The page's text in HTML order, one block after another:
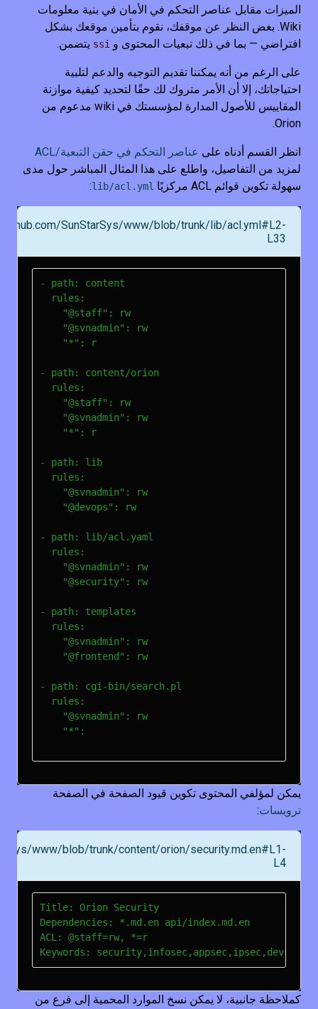
الميزات مقابل عناصر التحكم في الأمان في بنية معلومات
Wiki. بغض النظر عن موقفك، نقوم بتأمين موقعك بشكل
افتراضي — بما في ذلك تبعيات المحتوى و ssi يتضمن.
على الرغم من أنه يمكننا تقديم التوجيه والدعم لتلبية
احتياجاتك، إلا أن الأمر متروك لك حقًا لتحديد كيفية موازنة
المقاييس للأصول المدارة لمؤسستك في wiki مدعوم من
Orion.
انظر القسم أدناه على عناصر التحكم في حقن التبعية/ACL
لمزيد من التفاصيل، واطلع على هذا المثال المباشر حول مدى
سهولة تكوين قوائم ACL مركزيًا
lib/acl.yml
:
SunStarSys/www/blob/trunk/lib/acl.yml#L2-
L33
- path: content
  rules:
    "@staff": rw
    "@svnadmin": rw
    "*": r
- path: content/orion
  rules:
    "@staff": rw
    "@svnadmin": rw
    "*": r
- path: lib
  rules:
    "@svnadmin": rw
    "@devops": rw
- path: lib/acl.yaml
  rules:
    "@svnadmin": rw
    "@security": rw
- path: templates
  rules:
    "@svnadmin": rw
    "@frontend": rw
- path: cgi-bin/search.pl
  rules:
    "@svnadmin": rw
    "*":
يمكن لمؤلفي المحتوى تكوين قيود الصفحة في الصفحة
ترويسات:
www/blob/trunk/content/orion/security.md.en#L1-
L4
Title: Orion Security
Dependencies: *.md.en api/index.md.en
ACL: @staff=rw, *=r
كملاحظة جانبية، لا يمكن نسخ الموارد المحمية إلى فرع من